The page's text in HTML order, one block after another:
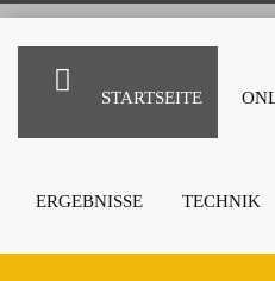
STARTSEITE
ERGEBNISSE TECHNIK